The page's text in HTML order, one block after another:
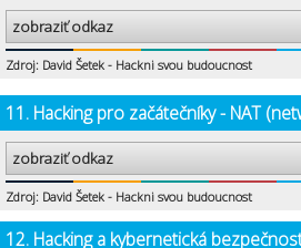
zobraziť odkaz
Zdroj: David Šetek - Hackni svou budoucnost
11. Hacking pro začátečníky - NAT
zobraziť odkaz
Zdroj: David Šetek - Hackni svou budoucnost
12. Hacking a kybernetická